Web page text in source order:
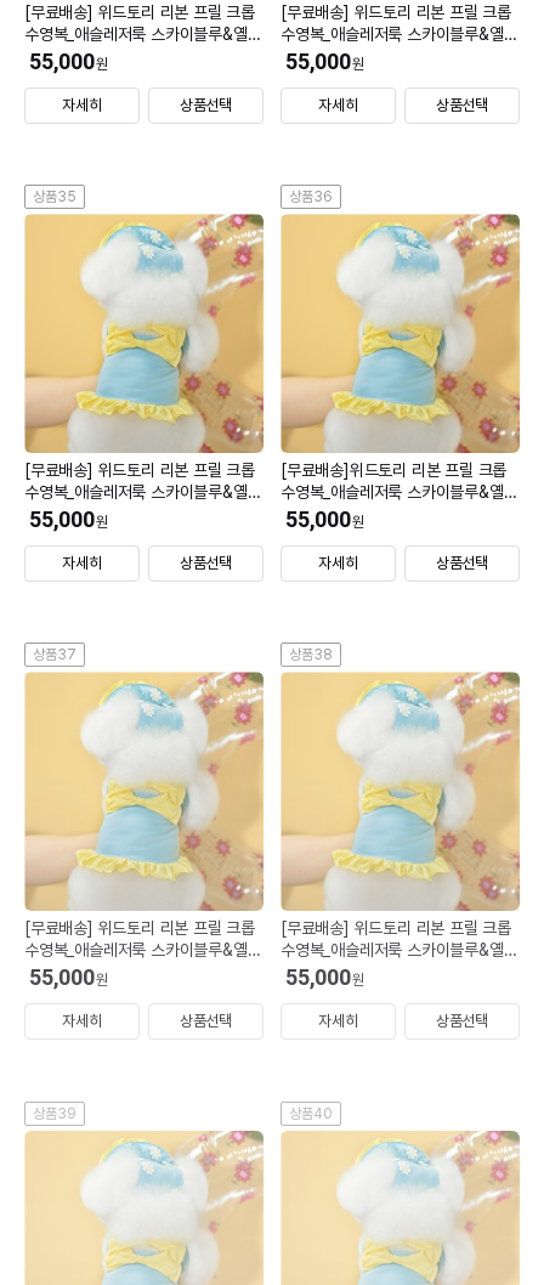
[무료배송] 위드토리 리본 프릴 크롭
수영복_애슬레저룩 스카이블루&옐로
우 M (모자 S)
55,000원
자세히 상품선택
[무료배송] 위드토리 리본 프릴 크롭
수영복_애슬레저룩 스카이블루&옐로
우 L (모자 S)
55,000원
자세히 상품선택
상품35
[무료배송] 위드토리 리본 프릴 크롭
수영복_애슬레저룩 스카이블루&옐로
우 XL (모자 S)
55,000원
자세히 상품선택
상품36
[무료배송]위드토리 리본 프릴 크롭
수영복_애슬레저룩 스카이블루&옐로
우 2XL (모자 S)
55,000원
자세히 상품선택
상품37
[무료배송] 위드토리 리본 프릴 크롭
수영복_애슬레저룩 스카이블루&옐로
우 S (모자 M)
55,000원
자세히 상품선택
상품38
[무료배송] 위드토리 리본 프릴 크롭
수영복_애슬레저룩 스카이블루&옐로
우 SM (모자 M)
55,000원
자세히 상품선택
상품39 상품40